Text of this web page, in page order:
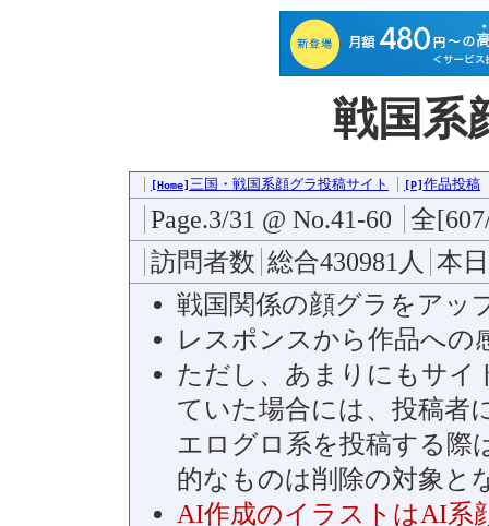
戦国系
[Home] 三国・戦国系顔グラ投稿サイト [P] 作品投稿
Page.3/31 @ No.41-60
全
訪問者数 総合430981人 本
戦国関係の顔グラをアッ
レスポンスから作品への
ただし、あまりにもサイ
ていた場合には、投稿者
エログロ系を投稿する際
的なものは削除の対象と
AI作成のイラストはAI系